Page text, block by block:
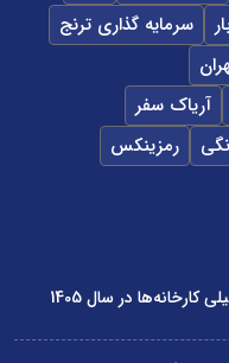
سرمایه گذاری ترنج
آریاک سفر
رمزینکس
در سال 1405